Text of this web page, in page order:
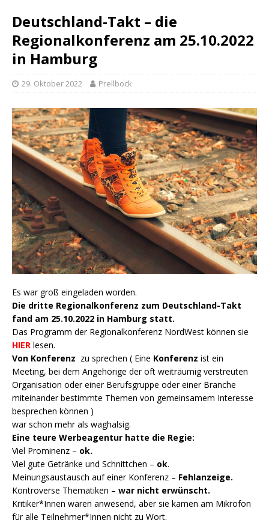
Deutschland-Takt – die
Regionalkonferenz am 25.10.2022
in Hamburg
29. Oktober 2022 Prellbock
Es war groß eingeladen worden.
Die dritte Regionalkonferenz zum Deutschland-Takt
fand am 25.10.2022 in Hamburg statt.
Das Programm der Regionalkonferenz NordWest können sie
HIER lesen.
Von Konferenz zu sprechen ( Eine Konferenz ist ein
Meeting, bei dem Angehörige der oft weiträumig verstreuten
Organisation oder einer Berufsgruppe oder einer Branche
miteinander bestimmte Themen von gemeinsamem Interesse
besprechen können )
war schon mehr als waghalsig.
Eine teure Werbeagentur hatte die Regie:
Viel Prominenz – ok.
Viel gute Getränke und Schnittchen – ok.
Meinungsaustausch auf einer Konferenz – Fehlanzeige.
Kontroverse Thematiken – war nicht erwünscht.
Kritiker*Innen waren anwesend, aber sie kamen am Mikrofon
für alle Teilnehmer*Innen nicht zu Wort.